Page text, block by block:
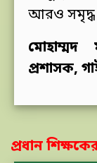
আরও সমৃদ্ধ
মোহাম্মদ
প্রশাসক,
প্রধান